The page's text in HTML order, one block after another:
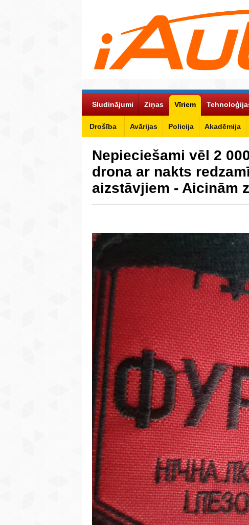
Sludinājumi Ziņas Vīriem
Drošība Avārijas Policija Akadēmija
Nepieciešami vēl 2
drona ar nakts
aizstāvjiem - Aicinām